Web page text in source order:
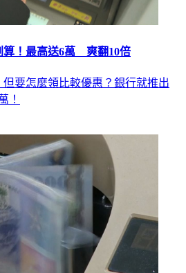
算！最高送6萬 爽翻10倍
要怎麼領比較優惠？銀行就推出
！